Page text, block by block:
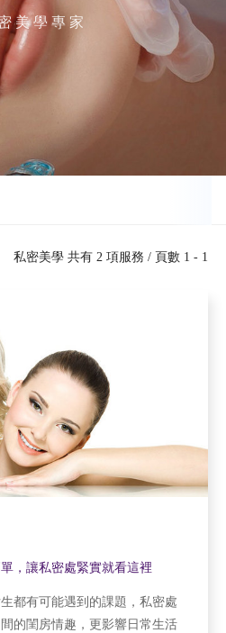
美學專家
私密美學 共有 2 項服務 / 頁數 1 - 1
，讓私密處緊實就看這裡
都有可能遇到的課題，私密處
的閨房情趣，更影響日常生活